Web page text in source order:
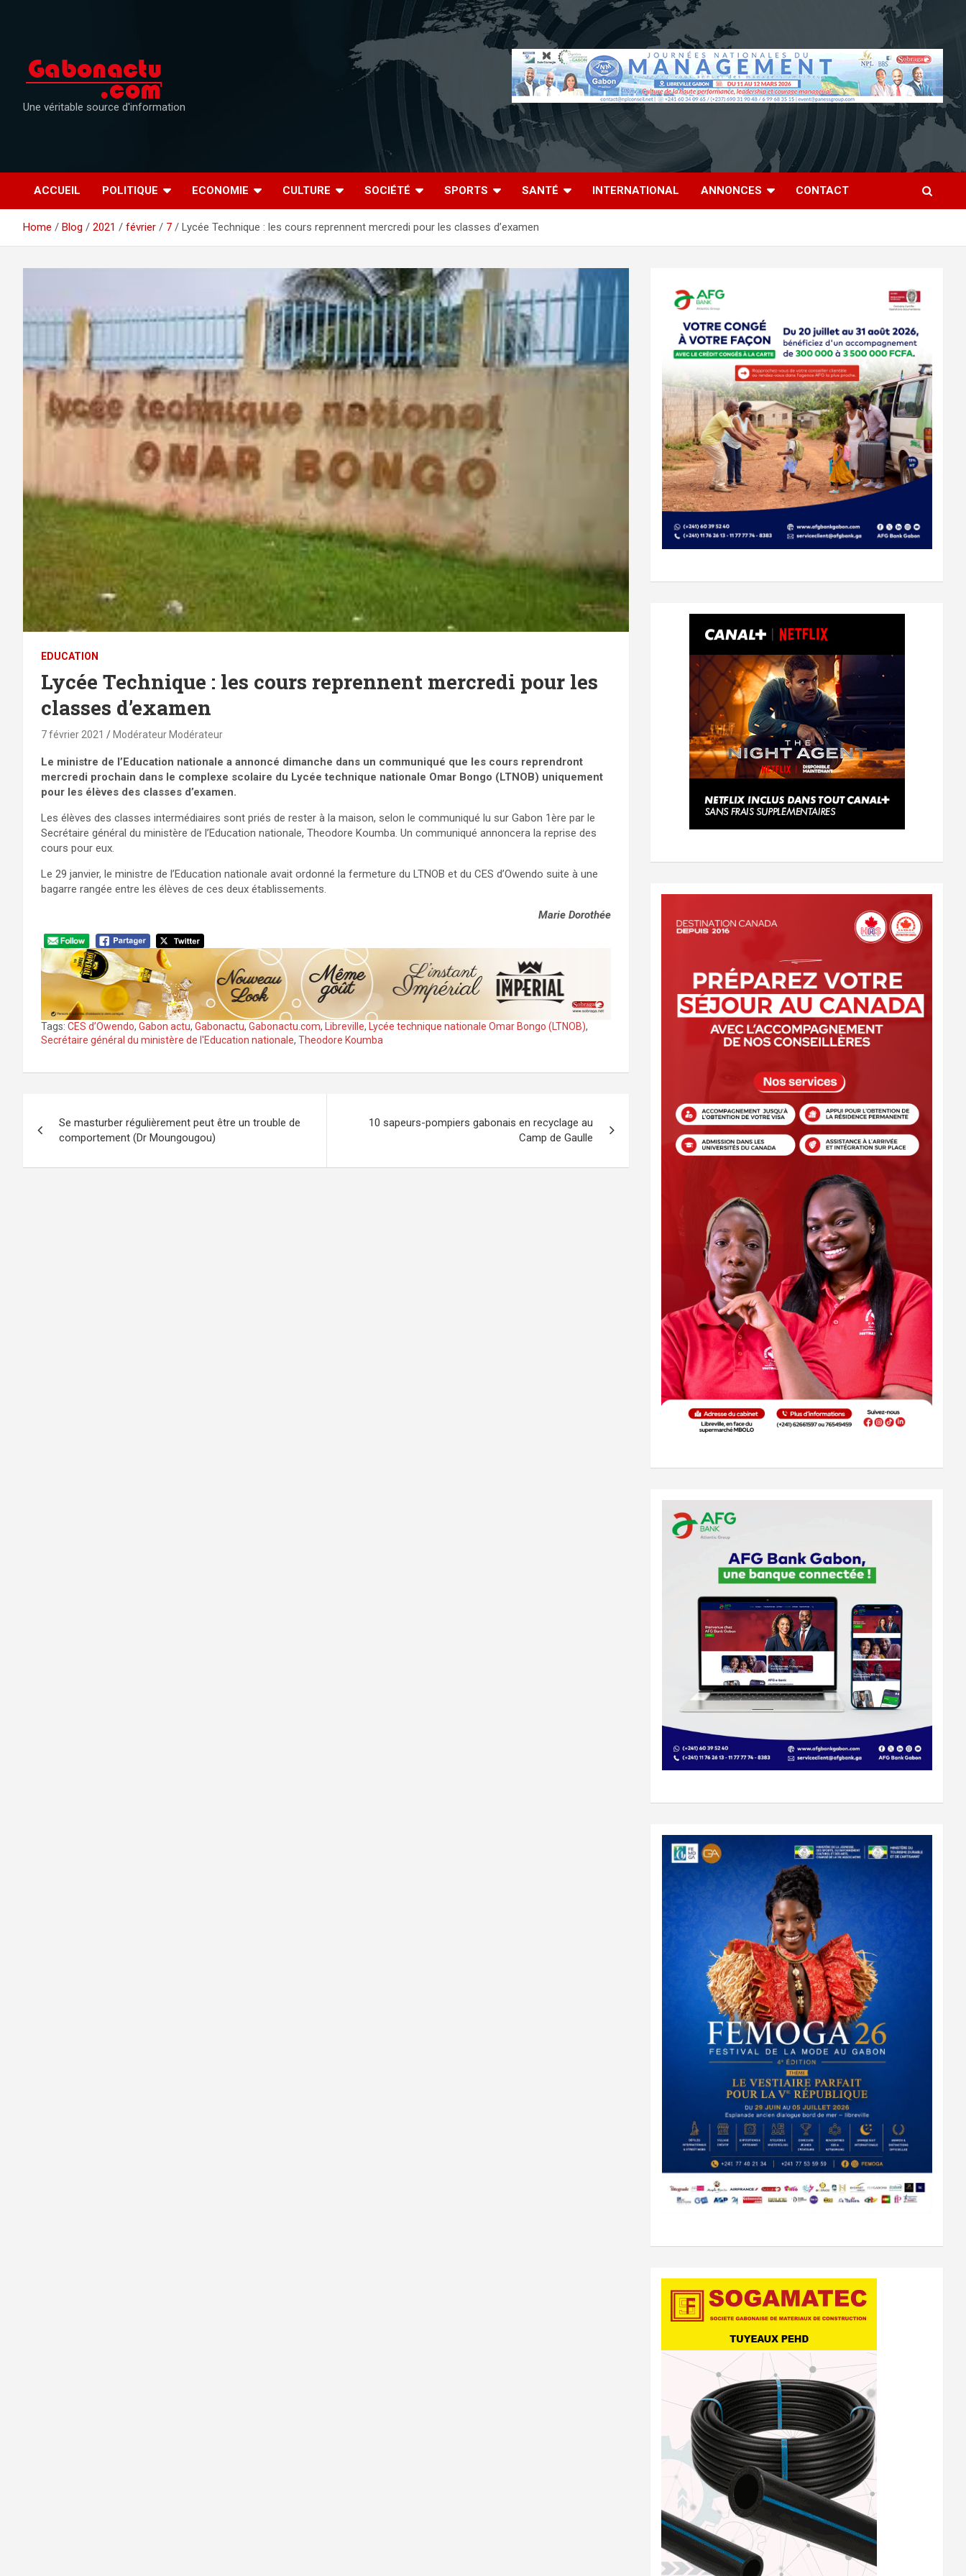
Une véritable source d'information
ACCUEIL POLITIQUE ECONOMIE CULTURE SOCIÉTÉ SPORTS SANTÉ INTERNATIONAL ANNONCES CONTACT
Home Blog 2021 février 7 Lycée Technique : les cours reprennent mercredi pour les classes d’examen
EDUCATION
Lycée Technique : les cours reprennent mercredi pour les
classes d’examen
7 février 2021 Modérateur Modérateur
Le ministre de l’Education nationale a annoncé dimanche dans un communiqué que les cours reprendront
mercredi prochain dans le complexe scolaire du Lycée technique nationale Omar Bongo (LTNOB) uniquement
pour les élèves des classes d’examen.
Les élèves des classes intermédiaires sont priés de rester à la maison, selon le communiqué lu sur Gabon 1ère par le
Secrétaire général du ministère de l’Education nationale, Theodore Koumba. Un communiqué annoncera la reprise des
cours pour eux.
Le 29 janvier, le ministre de l’Education nationale avait ordonné la fermeture du LTNOB et du CES d’Owendo suite à une
bagarre rangée entre les élèves de ces deux établissements.
Marie Dorothée
Tags: CES d’Owendo, Gabon actu, Gabonactu, Gabonactu.com, Libreville, Lycée technique nationale Omar Bongo (LTNOB),
Secrétaire général du ministère de l'Education nationale, Theodore Koumba
de
l’article
Se masturber régulièrement peut être un trouble de
comportement (Dr Moungougou)
10 sapeurs-pompiers gabonais en recyclage au
Camp de Gaulle